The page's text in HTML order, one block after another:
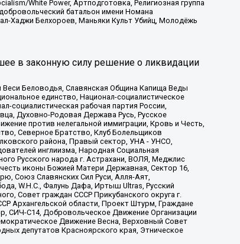
White Power, Артподготовка, Религиозная группа
батальон имени Номана
Хаджи Белхороев, Маньяки Культ Убийц, Молодёжь
в законную силу решение о ликвидации
Беловодья, Славянская Община Капища Веды
единство, Национал-социалистическое
рабочая партия России,
Духовно-Родовая Держава Русь, Русское
против нелегальной иммиграции, Кровь и Честь,
Северное Братство, Клуб Болельщиков
района, Правый сектор, УНА - УНСО,
инглиизма, Народная Социальная
Русского народа г. Астрахани, ВОЛЯ, Меджлис
иконы Божией Матери Державная, Сектор 16,
Союз Славянских Сил Руси, Алля-Аят,
W.H.С., Фалунь Дафа, Иртыш Ultras, Русский
Совет граждан СССР Прикубанского округа г.
Архангельской области, Проект Штурм, Граждане
СИЧ-С14, Добровольческое Движение Организации
Движение Весна, Верховный Совет
депутатов Красноярского края, Этническое